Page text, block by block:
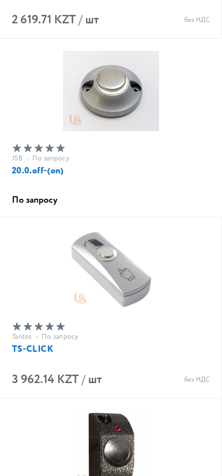
2 619.71 KZT/шт без НДС
JSB • По запросу
20.0.off-(on)
По запросу
Tantos • По запросу
TS-CLICK
3 962.14 KZT/шт без НДС